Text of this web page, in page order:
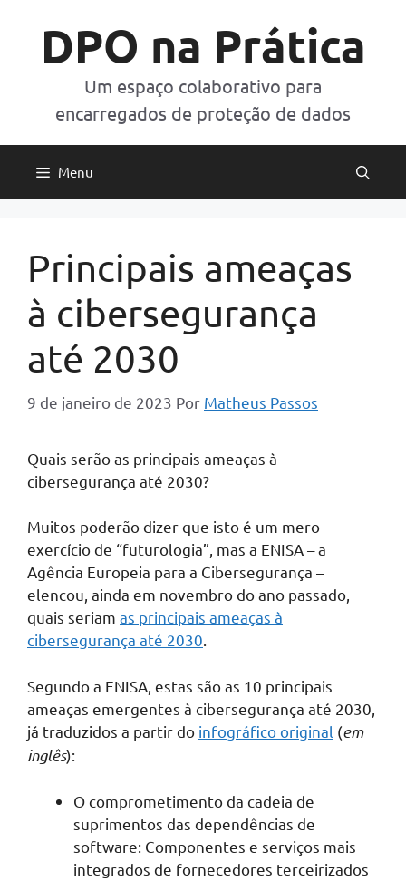
DPO na Prática
Um espaço colaborativo para
encarregados de proteção de dados
Menu
Principais ameaças
à cibersegurança
até 2030
9 de janeiro de 2023 Por Matheus Passos
Quais serão as principais ameaças à
cibersegurança até 2030?
Muitos poderão dizer que isto é um mero
exercício de “futurologia”, mas a ENISA – a
Agência Europeia para a Cibersegurança –
elencou, ainda em novembro do ano passado,
quais seriam as principais ameaças à
cibersegurança até 2030
Segundo a ENISA, estas são as 10 principais
ameaças emergentes à cibersegurança até 2030,
já traduzidos a partir do infográfico original (em
inglês):
O comprometimento da cadeia de
suprimentos das dependências de
software: Componentes e serviços mais
integrados de fornecedores terceirizados